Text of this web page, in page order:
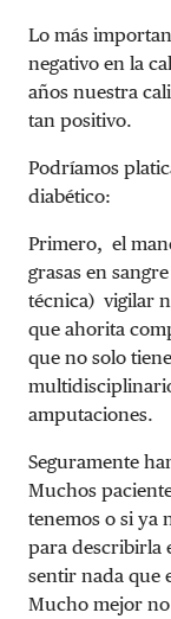
Lo más
negativo en la
años nuestra
tan positivo.
Podríamos
diabético:
Primero, el
grasas en
técnica) vigilar
que ahorita
que no solo
amputaciones.
Seguramente
Muchos
tenemos o si ya
para describirla
sentir nada que
Mucho mejor